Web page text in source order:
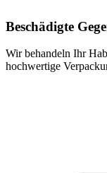
Beschädigte
Wir behandeln Ihr
hochwertige